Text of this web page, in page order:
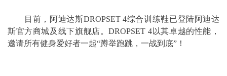
目前，阿迪达斯DROPSET 4综合训练鞋已登陆阿迪达
斯官方商城及线下旗舰店。DROPSET 4以其卓越的性能，
邀请所有健身爱好者一起“蹲举跑跳，一战到底”！